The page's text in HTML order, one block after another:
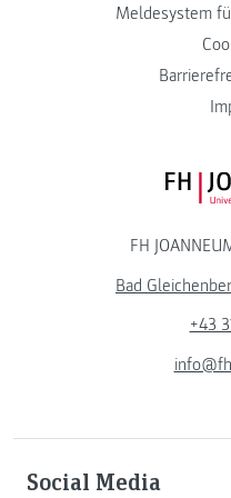
Meldesystem
FH
Bad
+43
Social Media